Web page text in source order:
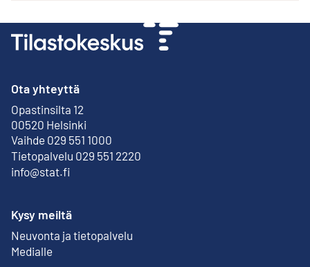
Ota yhteyttä
Opastinsilta 12
00520 Helsinki
Ulkoinen linkki
Vaihde 029 551 1000
Tietopalvelu 029 551 2220
info@stat.fi
Kysy meiltä
Neuvonta ja tietopalvelu
Medialle